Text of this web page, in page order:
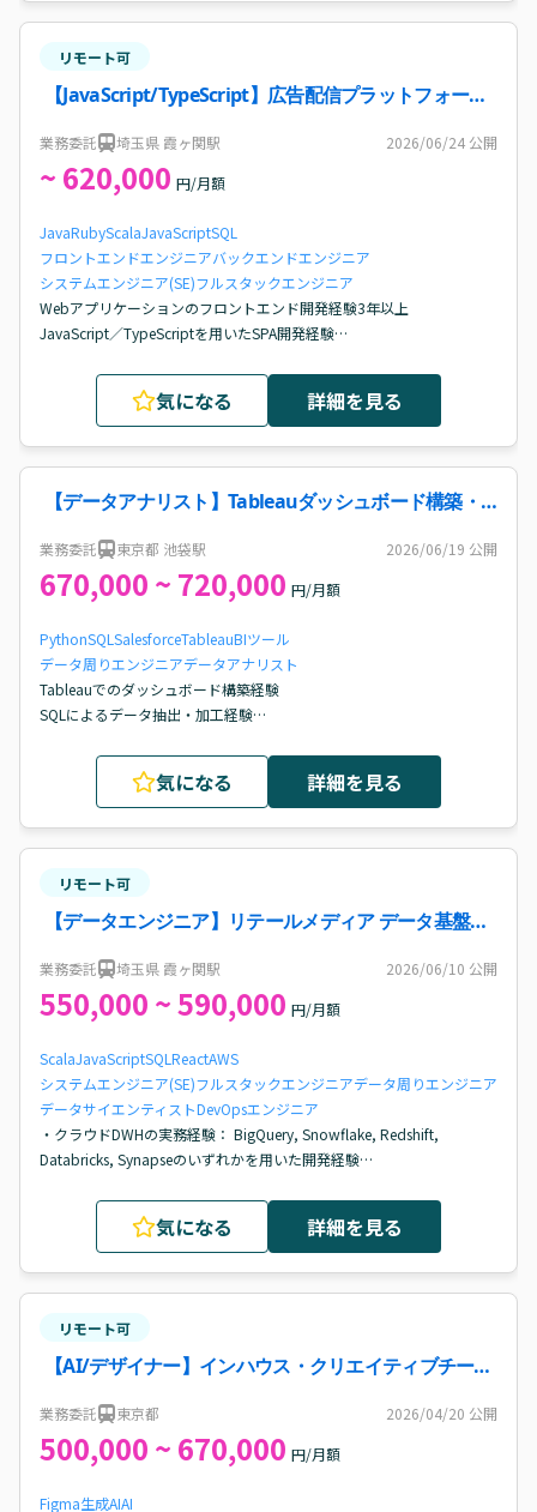
リモート可
【JavaScript/TypeScript】広告配信プラットフォーム
業務委託 埼玉県 霞ヶ関駅 2026/06/24 公開
~ 620,000 円/月額
JavaRubyScalaJavaScriptSQL
フロントエンドエンジニアバックエンドエンジニア
システムエンジニア(SE)フルスタックエンジニア
Webアプリケーションのフロントエンド開発経験3年以上
JavaScript／TypeScriptを用いたSPA開発経験
ドへ反映できる方
REST APIまたはGraphQLを利用したバックエンド連携経験
アジャイル開発経験
気になる 詳細を見る
【データアナリスト】Tableauダッシュボード構築・
業務委託 東京都 池袋駅 2026/06/19 公開
670,000 ~ 720,000 円/月額
PythonSQL SalesforceTableauBIツール
データ周りエンジニアデータアナリスト
Tableauでのダッシュボード構築経験
SQLによるデータ抽出・加工経験
気になる 詳細を見る
リモート可
【データエンジニア】リテールメディア データ基盤構
業務委託 埼玉県 霞ヶ関駅 2026/06/10 公開
550,000 ~ 590,000 円/月額
ScalaJavaScriptSQL ReactAWS
システムエンジニア(SE)フルスタックエンジニアデータ周りエンジニア
データサイエンティストDevOpsエンジニア
・クラウドDWHの実務経験： BigQuery, Snowflake, Redshift,
Databricks, Synapseのいずれかを用いた開発経験
やデータ連携の実装経験
・高度なSQLスキル： 数億件規模の大規模データに対する集計・分析
および、実行計画を意識した最適化の知識
気になる 詳細を見る
リモート可
【AI/デザイナー】インハウス・クリエイティブチーム
業務委託 東京都 2026/04/20 公開
500,000 ~ 670,000 円/月額
Figma生成AIAI